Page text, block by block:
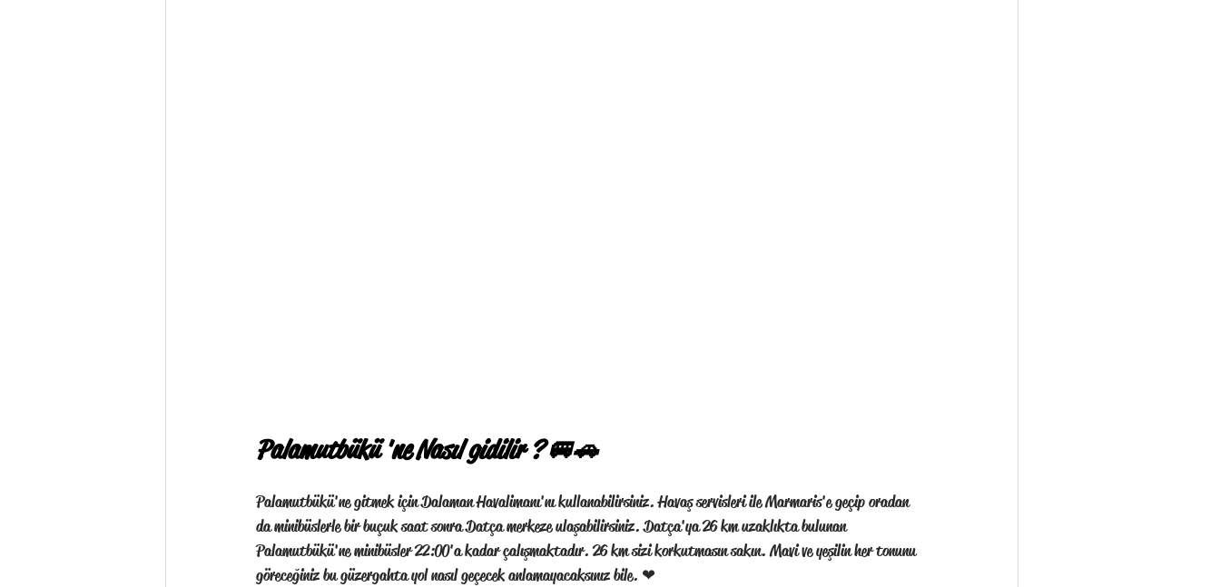
Palamutbükü 'ne Nasıl gidilir ? 🚐🚗
Palamutbükü'ne gitmek için Dalaman Havalimanı'nı kullanabilirsiniz. Havaş servisleri ile Marmaris'e geçip oradan
da minibüslerle bir buçuk saat sonra Datça merkeze ulaşabilirsiniz. Datça'ya 26 km uzaklıkta bulunan
Palamutbükü'ne minibüsler 22:00'a kadar çalışmaktadır. 26 km sizi korkutmasın sakın. Mavi ve yeşilin her tonunu
göreceğiniz bu güzergahta yol nasıl geçecek anlamayacaksınız bile. ❤